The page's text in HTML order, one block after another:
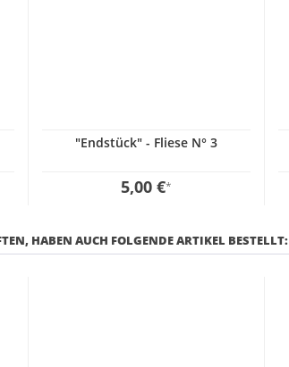
"Endstück" - Fliese N° 3
5,00 €*
HABEN AUCH FOLGENDE ARTIKEL BESTELLT: